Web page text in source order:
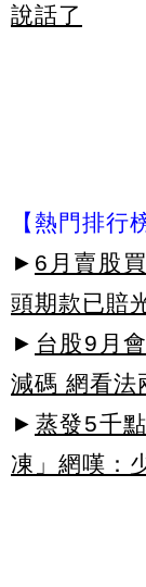
說話了
【熱門排行
► 6月賣股
頭期款已賠
► 台股9月
減碼 網看法
► 蒸發5千
凍」網嘆：